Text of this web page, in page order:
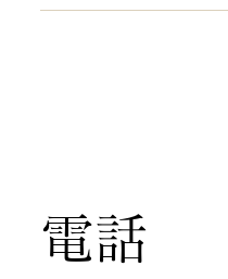
​電話